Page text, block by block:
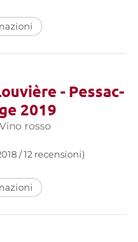
- Pessac-
2019
Vino rosso
/ 12 recensioni)